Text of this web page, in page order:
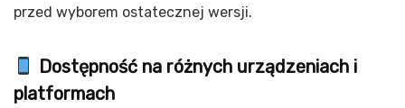
przed wyborem ostatecznej wersji.
Dostępność na różnych urządzeniach i
platformach